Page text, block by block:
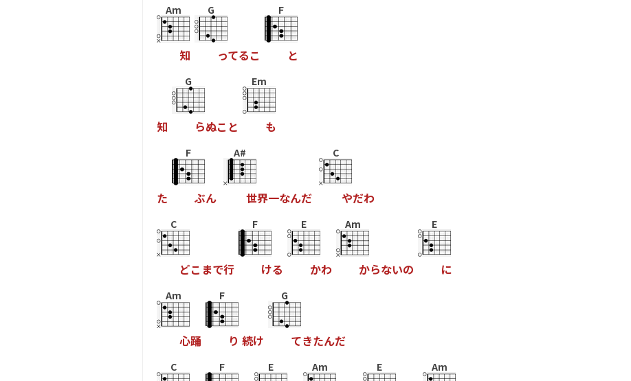
Am
知
G
ってるこ
F
と
知
G
らぬこ と
Em
も
た
F
ぶん
A#
世界一なんだ
C
やだわ
C
どこ まで行
F
ける
E
かわ
Am
からないの
E
に
Am
心踊
F
り 続け
G
てきたんだ
C F E Am E Am